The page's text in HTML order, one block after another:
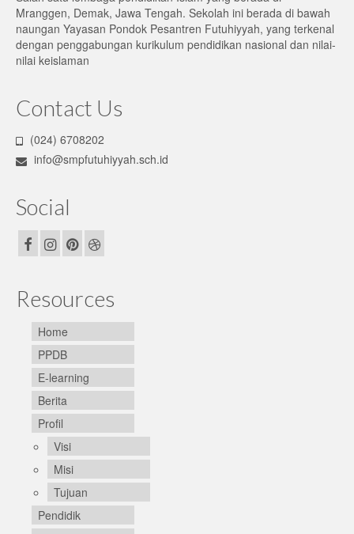
Mranggen, Demak, Jawa Tengah. Sekolah ini berada di bawah
naungan Yayasan Pondok Pesantren Futuhiyyah, yang terkenal
dengan penggabungan kurikulum pendidikan nasional dan nilai-
nilai keislaman
Contact Us
(024) 6708202
info@smpfutuhiyyah.sch.id
Social
Resources
Home
PPDB
E-learning
Berita
Profil
Visi
Misi
Tujuan
Pendidik